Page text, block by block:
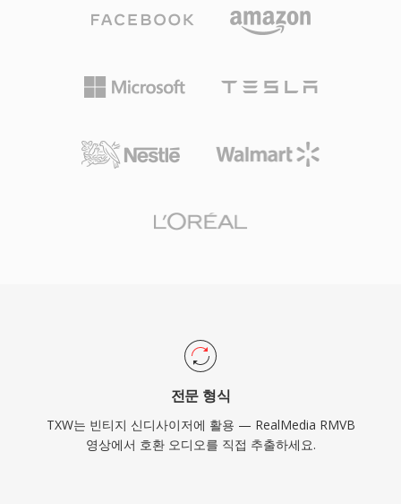
전문 형식
TXW는 빈티지 신디사이저에 활용 — RealMedia RMVB
영상에서 호환 오디오를 직접 추출하세요.